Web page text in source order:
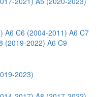
A6 C6 (2004-2011) A6 C7
(2019-2022) A6 C9
2023)